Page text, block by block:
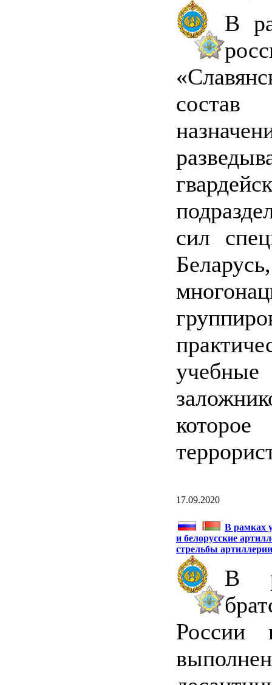
В
состав
сил
17.09.2020
В рамках
и белорусские
стрельбы артиллерии
В
России